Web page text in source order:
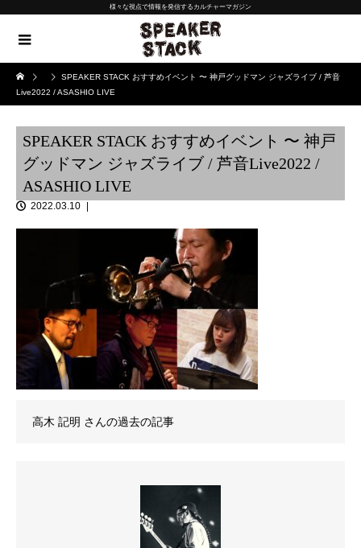
様々な視点で情報を発信するカルチャーマガジン
SPEAKER STACK おすすめイベント 〜 神戸グッドマン ジャズライブ / 芦音
Live2022 / ASASHIO LIVE
SPEAKER STACK おすすめイベント 〜 神戸
グッドマン ジャズライブ / 芦音Live2022 /
ASASHIO LIVE
2022.03.10
高木 記明 さんの過去の記事